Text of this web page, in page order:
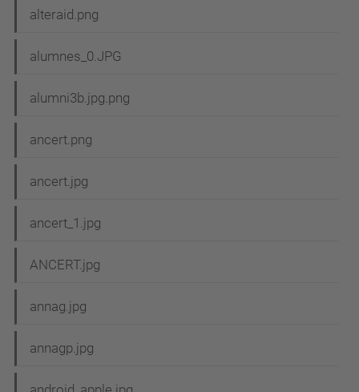
alteraid.png
alumnes_0.JPG
alumni3b.jpg.png
ancert.png
ancert.jpg
ancert_1.jpg
ANCERT.jpg
annag.jpg
annagp.jpg